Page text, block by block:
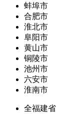
蚌埠市
合肥市
淮北市
阜阳市
黄山市
铜陵市
池州市
六安市
淮南市
全福建省